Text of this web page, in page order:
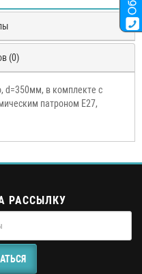
(0)
d=350мм, в комплекте с
патроном Е27,
РАССЫЛКУ